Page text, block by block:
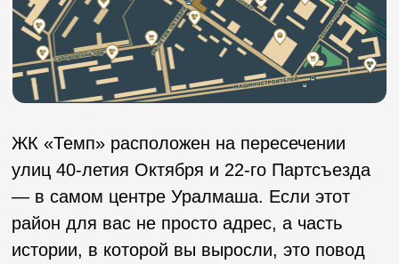
аптеки детские сады
продукты торговый центр
В «Темпе» холлы — не просто проходное
место, а визитная карточка дома.
Пространство с высокими потолками,
мягким светом, живыми растениями и
зоной, где можно присесть с чашкой кофе
или подождать такси.
Панорамное остекление, вход с уровня
чтобы ни одна деталь не мешала, а
помогала. Здесь не нужно искать
компромиссы: можно жить красиво и без
лишнего стресса.